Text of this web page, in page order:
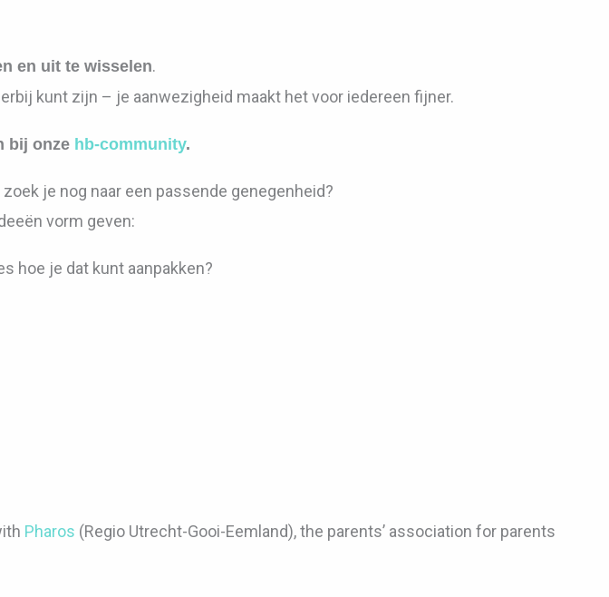
en uit te wisselen.
kunt zijn – je aanwezigheid maakt het voor iedereen fijner.
bij onze hb-community.
je nog naar een passende genegenheid?
vorm geven:
hoe je dat kunt aanpakken?
Pharos (Regio Utrecht-Gooi-Eemland), the parents’ association for parents